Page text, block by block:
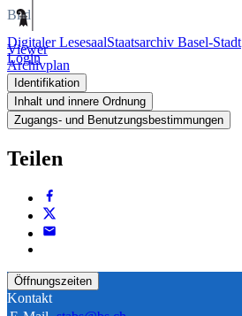
Digitaler LesesaalStaatsarchiv Basel-Stadt
Login
Bild
Viewer
Archivplan
Identifikation
Inhalt und innere Ordnung
Zugangs- und Benutzungsbestimmungen
Teilen
Öffnungszeiten
Kontakt